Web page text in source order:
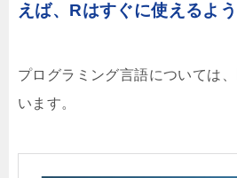
えば、Rはすぐに使えるよ
プログラミング言語については
います。